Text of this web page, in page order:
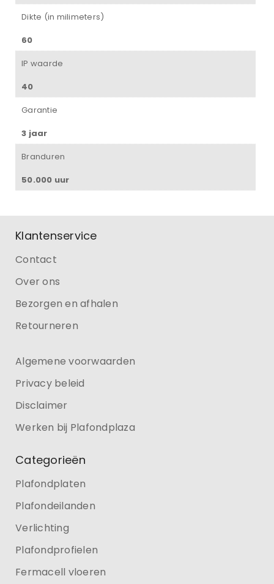
Dikte (in milimeters)
60
IP waarde
40
Garantie
3 jaar
Branduren
50.000 uur
Klantenservice
Contact
Over ons
Bezorgen en afhalen
Retourneren
Algemene voorwaarden
Privacy beleid
Disclaimer
Werken bij Plafondplaza
Categorieën
Plafondplaten
Plafondeilanden
Verlichting
Plafondprofielen
Fermacell vloeren